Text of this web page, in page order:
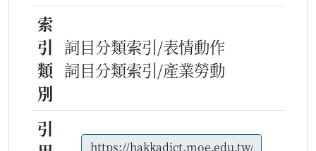
索
引
類
別
詞目分類索引/表情動作
詞目分類索引/產業勞動
引